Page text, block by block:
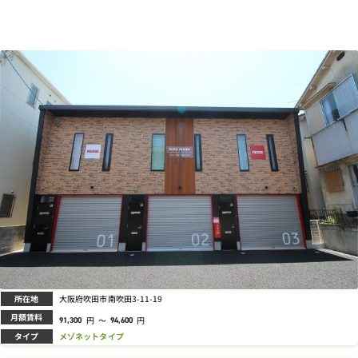
所在地 大阪府吹田市南吹田3-11-19
月額賃料 91,300 円 ～ 94,600 円
タイプ メゾネットタイプ